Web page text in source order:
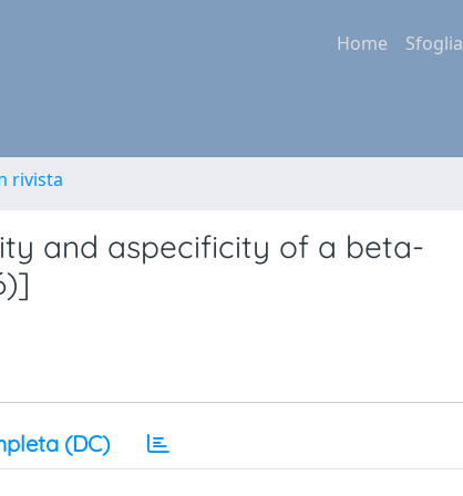
Home Sfoglia
rivista
and aspecificity of a beta-
(DC)